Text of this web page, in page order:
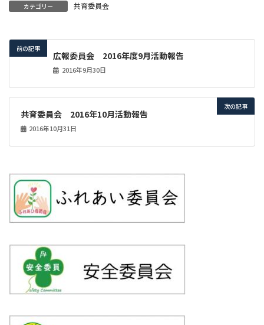
カテゴリー 共育委員会
前の記事
広報委員会 2016年度9月活動報告
2016年9月30日
次の記事
共育委員会 2016年10月活動報告
2016年10月31日